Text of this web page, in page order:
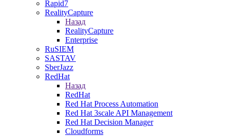
Rapid7
RealityCapture
Назад
RealityCapture
Enterprise
RuSIEM
SASTAV
SberJazz
RedHat
Назад
RedHat
Red Hat Process Automation
Red Hat 3scale API Management
Red Hat Decision Manager
Cloudforms